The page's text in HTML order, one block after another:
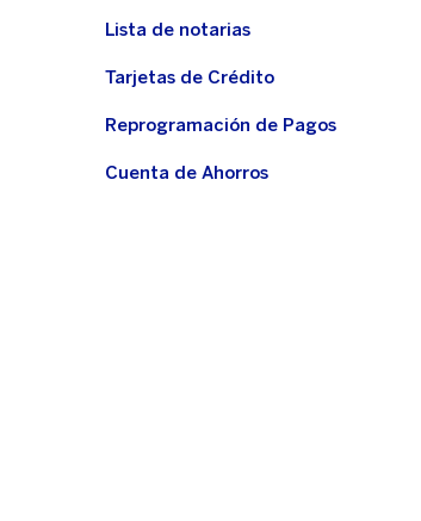
Lista de notarias
Tarjetas de Crédito
Reprogramación de Pagos
Cuenta de Ahorros